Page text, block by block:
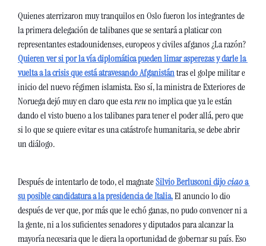
Quienes aterrizaron muy tranquilos en Oslo fueron los integrantes de
la primera delegación de talibanes que se sentará a platicar con
Quieren ver si por la vía diplomática pueden limar asperezas y darle la
vuelta a la crisis que está atravesando Afganistán tras el golpe militar e
inicio del nuevo régimen islamista. Eso sí, la ministra de Exteriores de
Noruega dejó muy en claro que esta reu no implica que ya le están
dando el visto bueno a los talibanes para tener el poder allá, pero que
si lo que se quiere evitar es una catástrofe humanitaria, se debe abrir
un diálogo.
Después de intentarlo de todo, el magnate Silvio Berlusconi dijo ciao a
su posible candidatura a la presidencia de Italia. El anuncio lo dio
después de ver que, por más que le echó ganas, no pudo convencer ni a
la gente, ni a los suficientes senadores y diputados para alcanzar la
mayoría necesaria que le diera la oportunidad de gobernar su país. Eso